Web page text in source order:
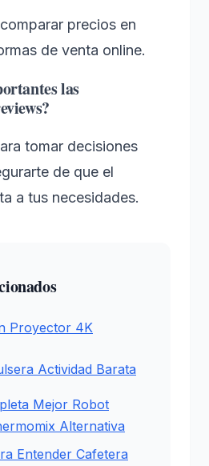
precios en
de venta online.
las
tomar decisiones
de que el
a tus necesidades.
Proyector 4K
Actividad Barata
Mejor Robot
Alternativa
Entender Cafetera